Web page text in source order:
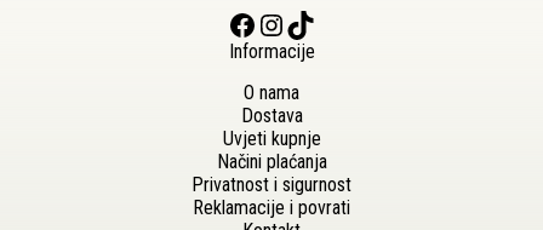
Facebook Instagram TikTok
Informacije
O nama
Dostava
Uvjeti kupnje
Načini plaćanja
Privatnost i sigurnost
Reklamacije i povrati